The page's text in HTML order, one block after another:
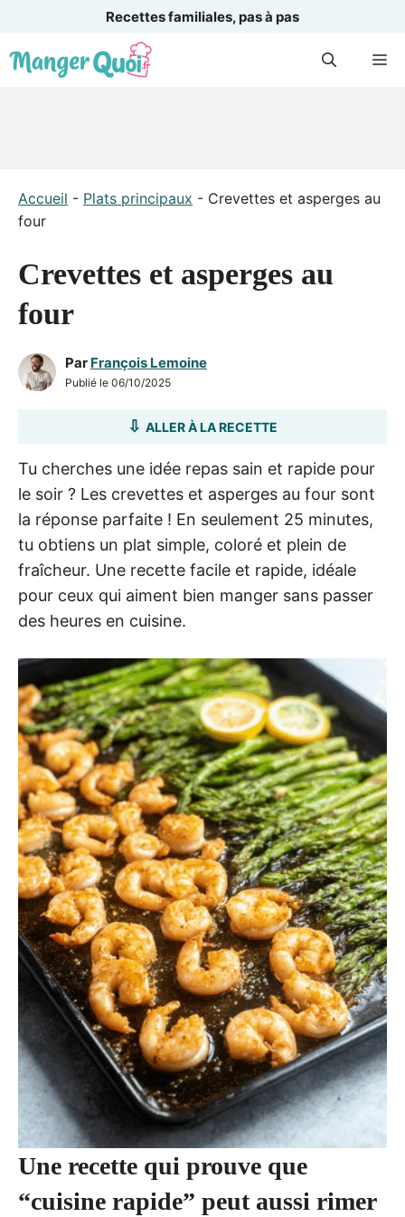
Recettes familiales, pas à pas
au
Accueil - Plats principaux - Crevettes et asperges au
four
Crevettes et asperges au
four
Par François Lemoine
Publié le 06/10/2025
ALLER À LA RECETTE
Tu cherches une idée repas sain et rapide pour
le soir ? Les crevettes et asperges au four sont
la réponse parfaite ! En seulement 25 minutes,
tu obtiens un plat simple, coloré et plein de
fraîcheur. Une recette facile et rapide, idéale
pour ceux qui aiment bien manger sans passer
des heures en cuisine.
Une recette qui prouve que
“cuisine rapide” peut aussi rimer